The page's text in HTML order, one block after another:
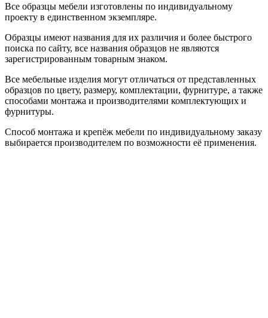
Все образцы мебели изготовлены по индивидуальному
проекту в единственном экземпляре.
Образцы имеют названия для их различия и более быстрого
поиска по сайту, все названия образцов не являются
зарегистрированным товарным знаком.
Все мебельные изделия могут отличаться от представленных
образцов по цвету, размеру, комплектации, фурнитуре, а также
способами монтажа и производителями комплектующих и
фурнитуры.
Способ монтажа и крепёж мебели по индивидуальному заказу
выбирается производителем по возможности её применения.